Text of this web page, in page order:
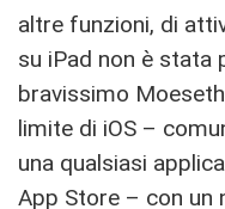
altre funzioni, di
su iPad non è stata
bravissimo
limite di iOS –
una qualsiasi
App Store – con un